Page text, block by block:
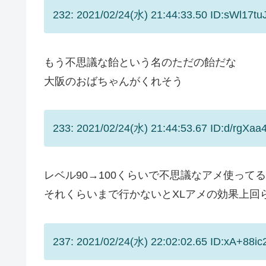
232: 2021/02/24(水) 21:44:33.50
もう不思議な飴という名のただの飴だな
大阪のおばちゃんがくれそう
233: 2021/02/24(水) 21:44:53.67 ID:d/
レベル90→100くらいで不思議なアメ使ってる
それくらいまで行かないとXLアメの効果上回
237: 2021/02/24(水) 22:02:02.65